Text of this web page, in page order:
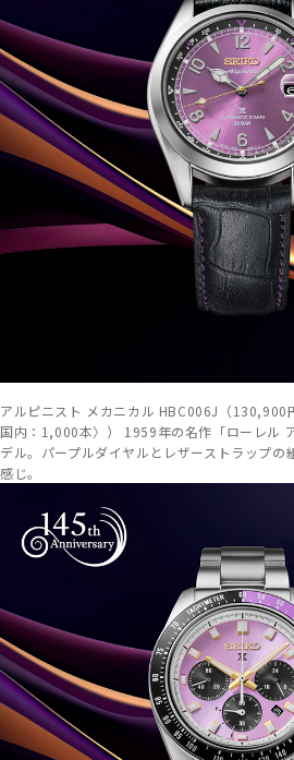
アルピニスト メカニカル HBC006J（130,900
国内：1,000本〉） 1959年の名作「ローレル
デル。パープルダイヤルとレザーストラップの
感じ。